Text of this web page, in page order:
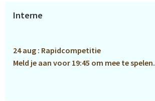
Primaire
Interne
24 aug : Rapidcompetitie
Meld je aan voor 19:45 om mee te spelen.